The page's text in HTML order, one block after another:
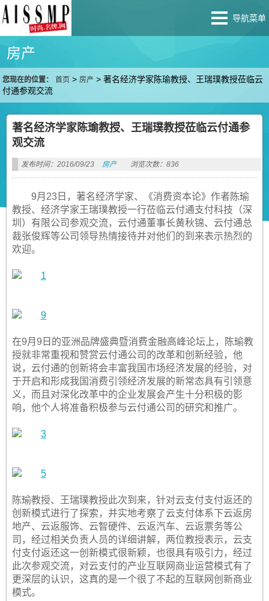
导航菜单
房产
您现在的位置： 首页 > 房产 >著名经济学家陈瑜教授、王瑞璞教授莅临云
付通参观交流
著名经济学家陈瑜教授、王瑞璞教授莅临云付通参
观交流
发布时间：2016/09/23 房产 浏览次数：836
9月23日，著名经济学家、《消费资本论》作者陈瑜
教授、经济学家王瑞璞教授一行莅临云付通支付科技（深
圳）有限公司参观交流，云付通董事长黄秋锦、云付通总
裁张俊辉等公司领导热情接待并对他们的到来表示热烈的
欢迎。
在9月9日的亚洲品牌盛典暨消费金融高峰论坛上，陈瑜教
授就非常重视和赞赏云付通公司的改革和创新经验，他
说，云付通的创新将会丰富我国市场经济发展的经验，对
于开启和形成我国消费引领经济发展的新常态具有引领意
义，而且对深化改革中的企业发展会产生十分积极的影
响，他个人将准备积极参与云付通公司的研究和推广。
陈瑜教授、王瑞璞教授此次到来，针对云支付支付返还的
创新模式进行了探索，并实地考察了云支付体系下云返房
地产、云返服饰、云智硬件、云返汽车、云返票务等公
司，经过相关负责人员的详细讲解，两位教授表示，云支
付支付返还这一创新模式很新颖，也很具有吸引力，经过
此次参观交流，对云支付的产业互联网商业运营模式有了
更深层的认识，这真的是一个很了不起的互联网创新商业
模式。